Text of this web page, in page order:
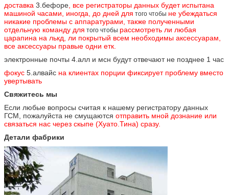
доставка 3.бефоре , все регистраторы данных будет испытана
машиной часами, иногда, до дней для того чтобы не убеждаться
никакие проблемы с аппаратурами, также полученными
отдельную команду для того чтобы рассмотреть ли любая
царапина на лькд, ли покрытый всем необходимы аксессуарам,
все аксессуары правые одни етк.
электронные почты 4.алл и мсн будут отвечают не позднее 1 час
фокус 5.алвайс на клиентах порции фиксирует проблему вместо
увертывать
Свяжитесь мы
Если любые вопросы считая к нашему регистратору данных
ГСМ, пожалуйста не смущаются отправить мной дознание или
связаться нас через скыпе (Хуато.Тина) сразу.
Детали фабрики